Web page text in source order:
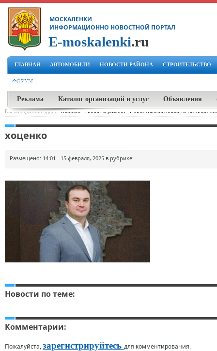
МОСКАЛЕНКИ
ИНФОРМАЦИОННО НОВОСТНОЙ ПОРТАЛ
E-moskalenki.ru
ГЛАВНАЯ АВТОМОБИЛИ НОВОСТИ РАЙОНА СТРОИТЕЛЬСТВО
ФОРУМ
Реклама Каталог организаций и услуг Объявления
Вы находитесь здесь:Главная-Новости района Глава Омской области Виталий
хоценко
Размещено: 14:01 - 15 февраля, 2025 в рубрике:
Новости по теме:
Комментарии:
Пожалуйста,зарегистрируйтесь для комментирования.